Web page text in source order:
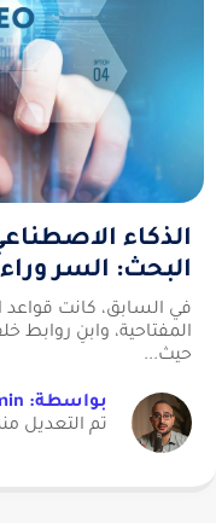
الذكاء
البحث: السر
المفتاحية، وابنِ روابط
حيث...
بواسطة: Snaptech Admin
تم التعديل منذ 1